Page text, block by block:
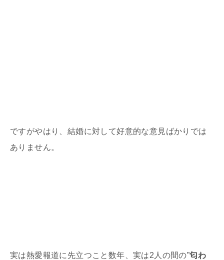
ですがやはり、結婚に対して好意的な意見ばかりでは
ありません。
実は熱愛報道に先立つこと数年、実は2 人の間の”匂わ